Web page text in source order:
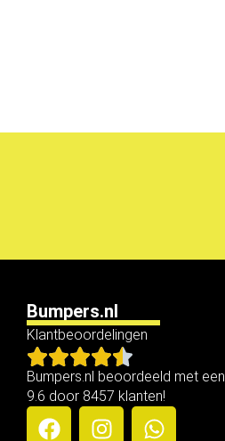
Bumpers.nl
Klantbeoordelingen
Bumpers.nl beoordeeld met een
9.6 door 8457 klanten!